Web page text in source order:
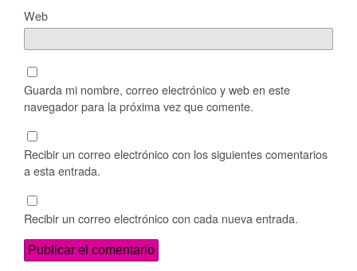
Web
Guarda mi nombre, correo electrónico y web en este
navegador para la próxima vez que comente.
Recibir un correo electrónico con los siguientes comentarios
a esta entrada.
Recibir un correo electrónico con cada nueva entrada.